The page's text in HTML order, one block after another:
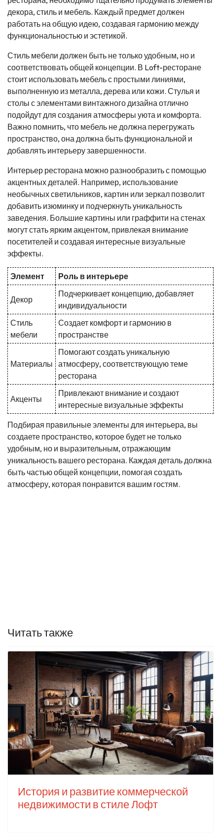
декора, стиль и мебель. Каждый предмет должен
работать на общую идею, создавая гармонию между
функциональностью и эстетикой.
Стиль мебели должен быть не только удобным, но и
соответствовать общей концепции. В Loft-ресторане
стоит использовать мебель с простыми линиями,
выполненную из металла, дерева или кожи. Стулья и
столы с элементами винтажного дизайна отлично
подойдут для создания атмосферы уюта и комфорта.
Важно помнить, что мебель не должна перегружать
пространство, она должна быть функциональной и
добавлять интерьеру завершенности.
Интерьер ресторана можно разнообразить с помощью
акцентных деталей. Например, использование
необычных светильников, картин или зеркал позволит
добавить изюминку и подчеркнуть уникальность
заведения. Большие картины или граффити на стенах
могут стать ярким акцентом, привлекая внимание
посетителей и создавая интересные визуальные
эффекты.
Элемент Роль в интерьере
Декор
Подчеркивает концепцию, добавляет
индивидуальности
Стиль
мебели
Создает комфорт и гармонию в
пространстве
Материалы
Помогают создать уникальную
атмосферу, соответствующую теме
ресторана
Акценты
Привлекают внимание и создают
интересные визуальные эффекты
Подбирая правильные элементы для интерьера, вы
создаете пространство, которое будет не только
удобным, но и выразительным, отражающим
уникальность вашего ресторана. Каждая деталь должна
быть частью общей концепции, помогая создать
атмосферу, которая понравится вашим гостям.
Читать также
История и развитие коммерческой
недвижимости в стиле Лофт